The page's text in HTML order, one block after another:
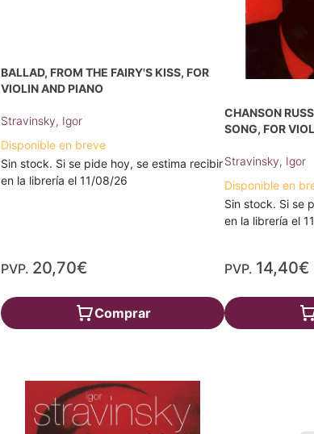
BALLAD, FROM THE FAIRY'S KISS, FOR
VIOLIN AND PIANO
Stravinsky, Igor
Disponible en breve
Sin stock. Si se pide hoy, se estima recibir
en la librería el 11/08/26
PVP. 20,70€
Comprar
CHANSON
SONG, FOR
Stravinsky, Igor
Disponible en
Sin stock. Si se
en la librería el
PVP. 14,40€